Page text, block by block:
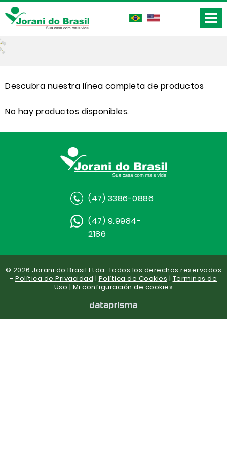
Descubra nuestra línea completa de productos
No hay productos disponibles.
(47) 3386-0886
(47) 9.9984-
2186
© 2026 Jorani do Brasil Ltda. Todos los derechos reservados
- Política de Privacidad | Política de Cookies | Terminos de
Uso | Mi configuración de cookies